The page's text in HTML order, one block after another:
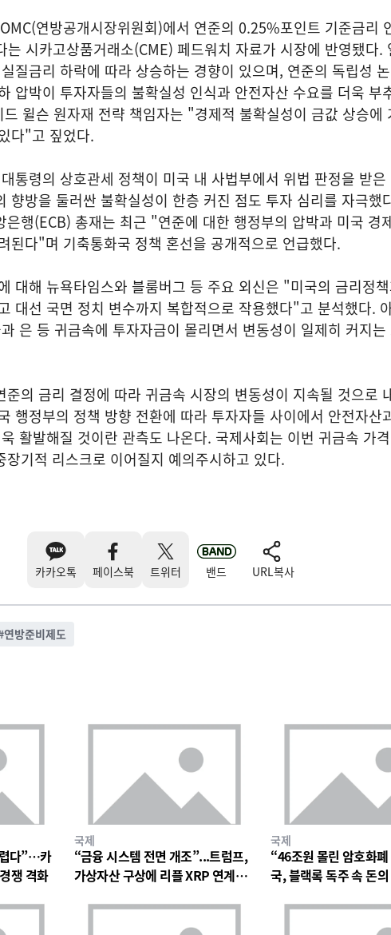
연방공개시장위원회)에서 연준의 0.25%포인트 기준금리
시카고상품거래소(CME) 페드워치 자료가 시장에 반영됐다.
질금리 하락에 따라 상승하는 경향이 있으며, 연준의 독립성
압박이 투자자들의 불확실성 인식과 안전자산 수요를 더욱 부
윌슨 원자재 전략 책임자는 "경제적 불확실성이 금값 상승에
다"고 짚었다.
통령의 상호관세 정책이 미국 내 사법부에서 위법 판정을 받은
향방을 둘러싼 불확실성이 한층 커진 점도 투자 심리를 자극했
은행(ECB) 총재는 최근 "연준에 대한 행정부의 압박과 미국 경
된다"며 기축통화국 정책 혼선을 공개적으로 언급했다.
대해 뉴욕타임스와 블룸버그 등 주요 외신은 "미국의 금리정
대선 국면 정치 변수까지 복합적으로 작용했다"고 분석했다.
은 등 귀금속에 투자자금이 몰리면서 변동성이 일제히 커지는
준의 금리 결정에 따라 귀금속 시장의 변동성이 지속될 것으로
행정부의 정책 방향 전환에 따라 투자자들 사이에서 안전자산
활발해질 것이란 관측도 나온다. 국제사회는 이번 귀금속 가
장기적 리스크로 이어질지 예의주시하고 있다.
카카오톡 페이스북 트위터 밴드 URL복사
연방준비제도
다”…카
쟁 격화
국제
“금융 시스템 전면 개조”...트럼프,
가상자산 구상에 리플 XRP 연계설
국제
“46조원 몰린 암호화
국, 블랙록 독주 속 돈의